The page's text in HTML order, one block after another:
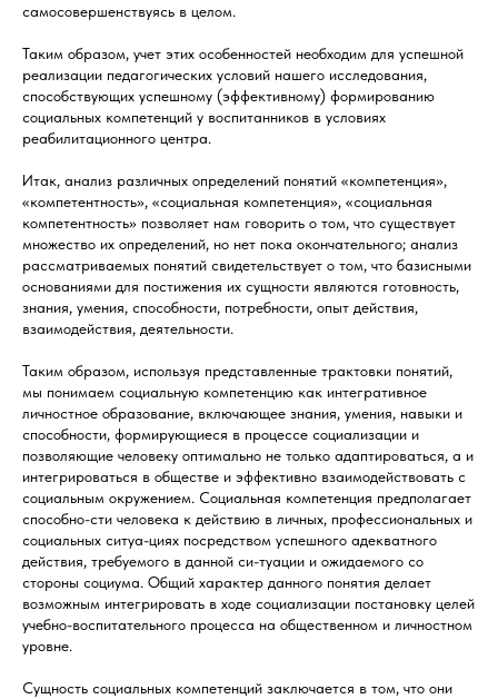
самосовершенствуясь в целом.
Таким образом, учет этих особенностей необходим для успешной
реализации педагогических условий нашего исследования,
способствующих успешному (эффективному) формированию
социальных компетенций у воспитанников в условиях
реабилитационного центра.
Итак, анализ различных определений понятий «компетенция»,
«компетентность», «социальная компетенция», «социальная
компетентность» позволяет нам говорить о том, что существует
множество их определений, но нет пока окончательного; анализ
рассматриваемых понятий свидетельствует о том, что базисными
основаниями для постижения их сущности являются готовность,
знания, умения, способности, потребности, опыт действия,
взаимодействия, деятельности.
Таким образом, используя представленные трактовки понятий,
мы понимаем социальную компетенцию как интегративное
личностное образование, включающее знания, умения, навыки и
способности, формирующиеся в процессе социализации и
позволяющие человеку оптимально не только адаптироваться, а и
интегрироваться в обществе и эффективно взаимодействовать с
социальным окружением. Социальная компетенция предполагает
способно-сти человека к действию в личных, профессиональных и
социальных ситуа-циях посредством успешного адекватного
действия, требуемого в данной си-туации и ожидаемого со
стороны социума. Общий характер данного понятия делает
возможным интегрировать в ходе социализации постановку целей
учебно-воспитательного процесса на общественном и личностном
уровне.
Сущность социальных компетенций заключается в том, что они